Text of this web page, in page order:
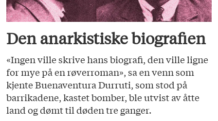
Den anarkistiske biografien
«Ingen ville skrive hans biografi, den ville ligne
for mye på en røverroman», sa en venn som
kjente Buenaventura Durruti, som stod på
barrikadene, kastet bomber, ble utvist av åtte
land og dømt til døden tre ganger.